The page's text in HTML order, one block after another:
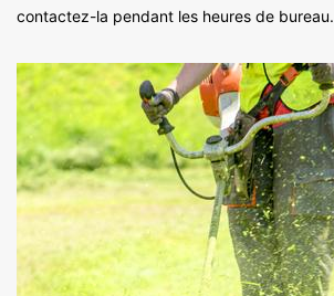
contactez-la pendant les heures de bureau.